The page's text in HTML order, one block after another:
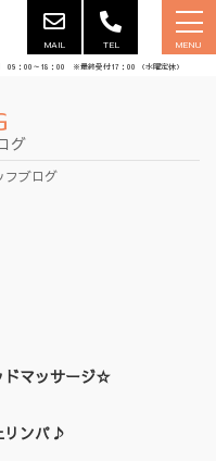
MAIL TEL MENU
09：00～18：00 ※最終受付17：00 （水曜定休）
グ
フブログ
ドマッサージ☆
リンパ♪